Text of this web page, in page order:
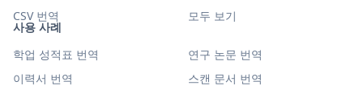
사용 사례
학업 성적표 번역
연구 논문 번역
이력서 번역
스캔 문서 번역
CSV 번역
모두 보기